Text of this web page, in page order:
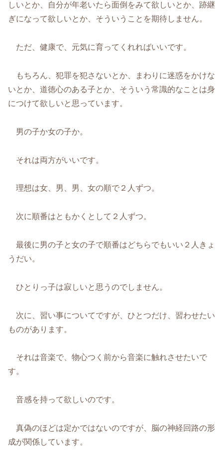
しいとか、自分が年老いたら面倒をみて欲しいとか、跡継
ぎになって欲しいとか、そういうことを期待しません。
ただ、健康で、元気に育ってくれればいいです。
もちろん、犯罪を犯さないとか、まわりに迷惑をかけな
いとか、道徳心のある子とか、そういう常識的なことは身
につけて欲しいと思っています。
男の子か女の子か。
それは両方がいいです。
理想は女、男、男、女の順で２人ずつ。
次に順番はともかくとして２人ずつ。
最後に男の子と女の子で順番はどちらでもいい２人きょ
うだい。
ひとりっ子は寂しいと思うのでしません。
次に、習い事についてですが、ひとつだけ、習わせたい
ものがあります。
それは音楽で、物心つく前から音楽に触れさせたいで
す。
音感を持って欲しいのです。
真偽のほどは定かではないのですが、脳の神経回路の形
成が関係しています。